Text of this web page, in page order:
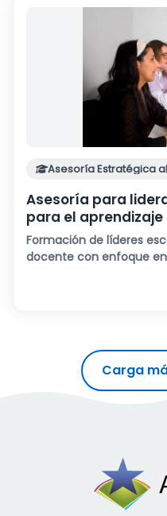
Asesoría Estratégica
Asesoría para
para el aprendizaje
Formación de líderes
docente con enfoque
Carga